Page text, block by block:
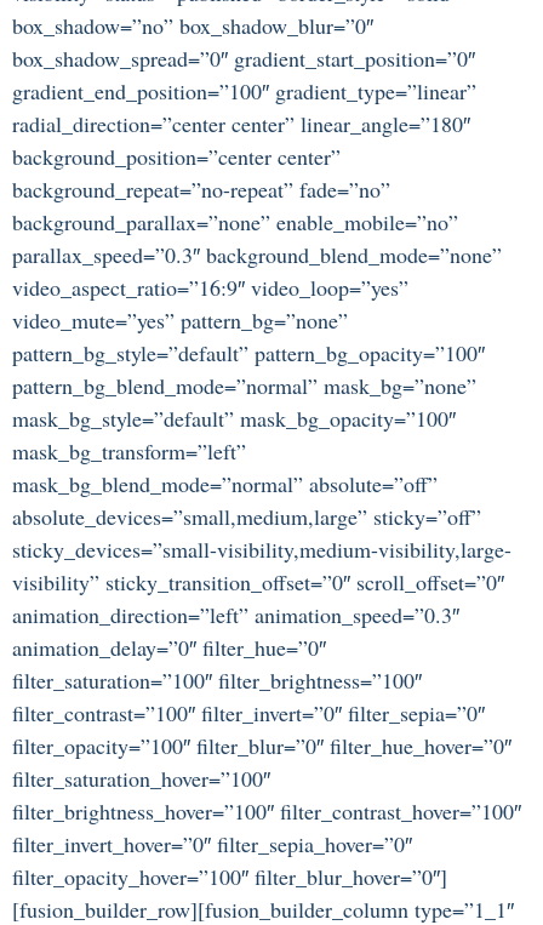
box_shadow=”no” box_shadow_blur=”0″
box_shadow_spread=”0″ gradient_start_position=”0″
gradient_end_position=”100″ gradient_type=”linear”
radial_direction=”center center” linear_angle=”180″
background_position=”center center”
background_repeat=”no-repeat” fade=”no”
background_parallax=”none” enable_mobile=”no”
parallax_speed=”0.3″ background_blend_mode=”none”
video_aspect_ratio=”16:9″ video_loop=”yes”
video_mute=”yes” pattern_bg=”none”
pattern_bg_style=”default” pattern_bg_opacity=”100″
pattern_bg_blend_mode=”normal” mask_bg=”none”
mask_bg_style=”default” mask_bg_opacity=”100″
mask_bg_transform=”left”
mask_bg_blend_mode=”normal” absolute=”off”
absolute_devices=”small,medium,large” sticky=”off”
sticky_devices=”small-visibility,medium-visibility,large-
visibility” sticky_transition_offset=”0″ scroll_offset=”0″
animation_direction=”left” animation_speed=”0.3″
animation_delay=”0″ filter_hue=”0″
filter_saturation=”100″ filter_brightness=”100″
filter_contrast=”100″ filter_invert=”0″ filter_sepia=”0″
filter_opacity=”100″ filter_blur=”0″ filter_hue_hover=”0″
filter_saturation_hover=”100″
filter_brightness_hover=”100″ filter_contrast_hover=”100″
filter_invert_hover=”0″ filter_sepia_hover=”0″
filter_opacity_hover=”100″ filter_blur_hover=”0″]
[fusion_builder_row][fusion_builder_column type=”1_1″